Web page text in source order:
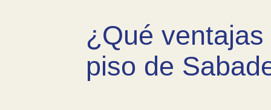
¿Qué
piso de